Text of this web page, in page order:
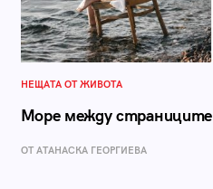
НЕЩАТА ОТ ЖИВОТА
Море между страниците
ОТ АТАНАСКА ГЕОРГИЕВА